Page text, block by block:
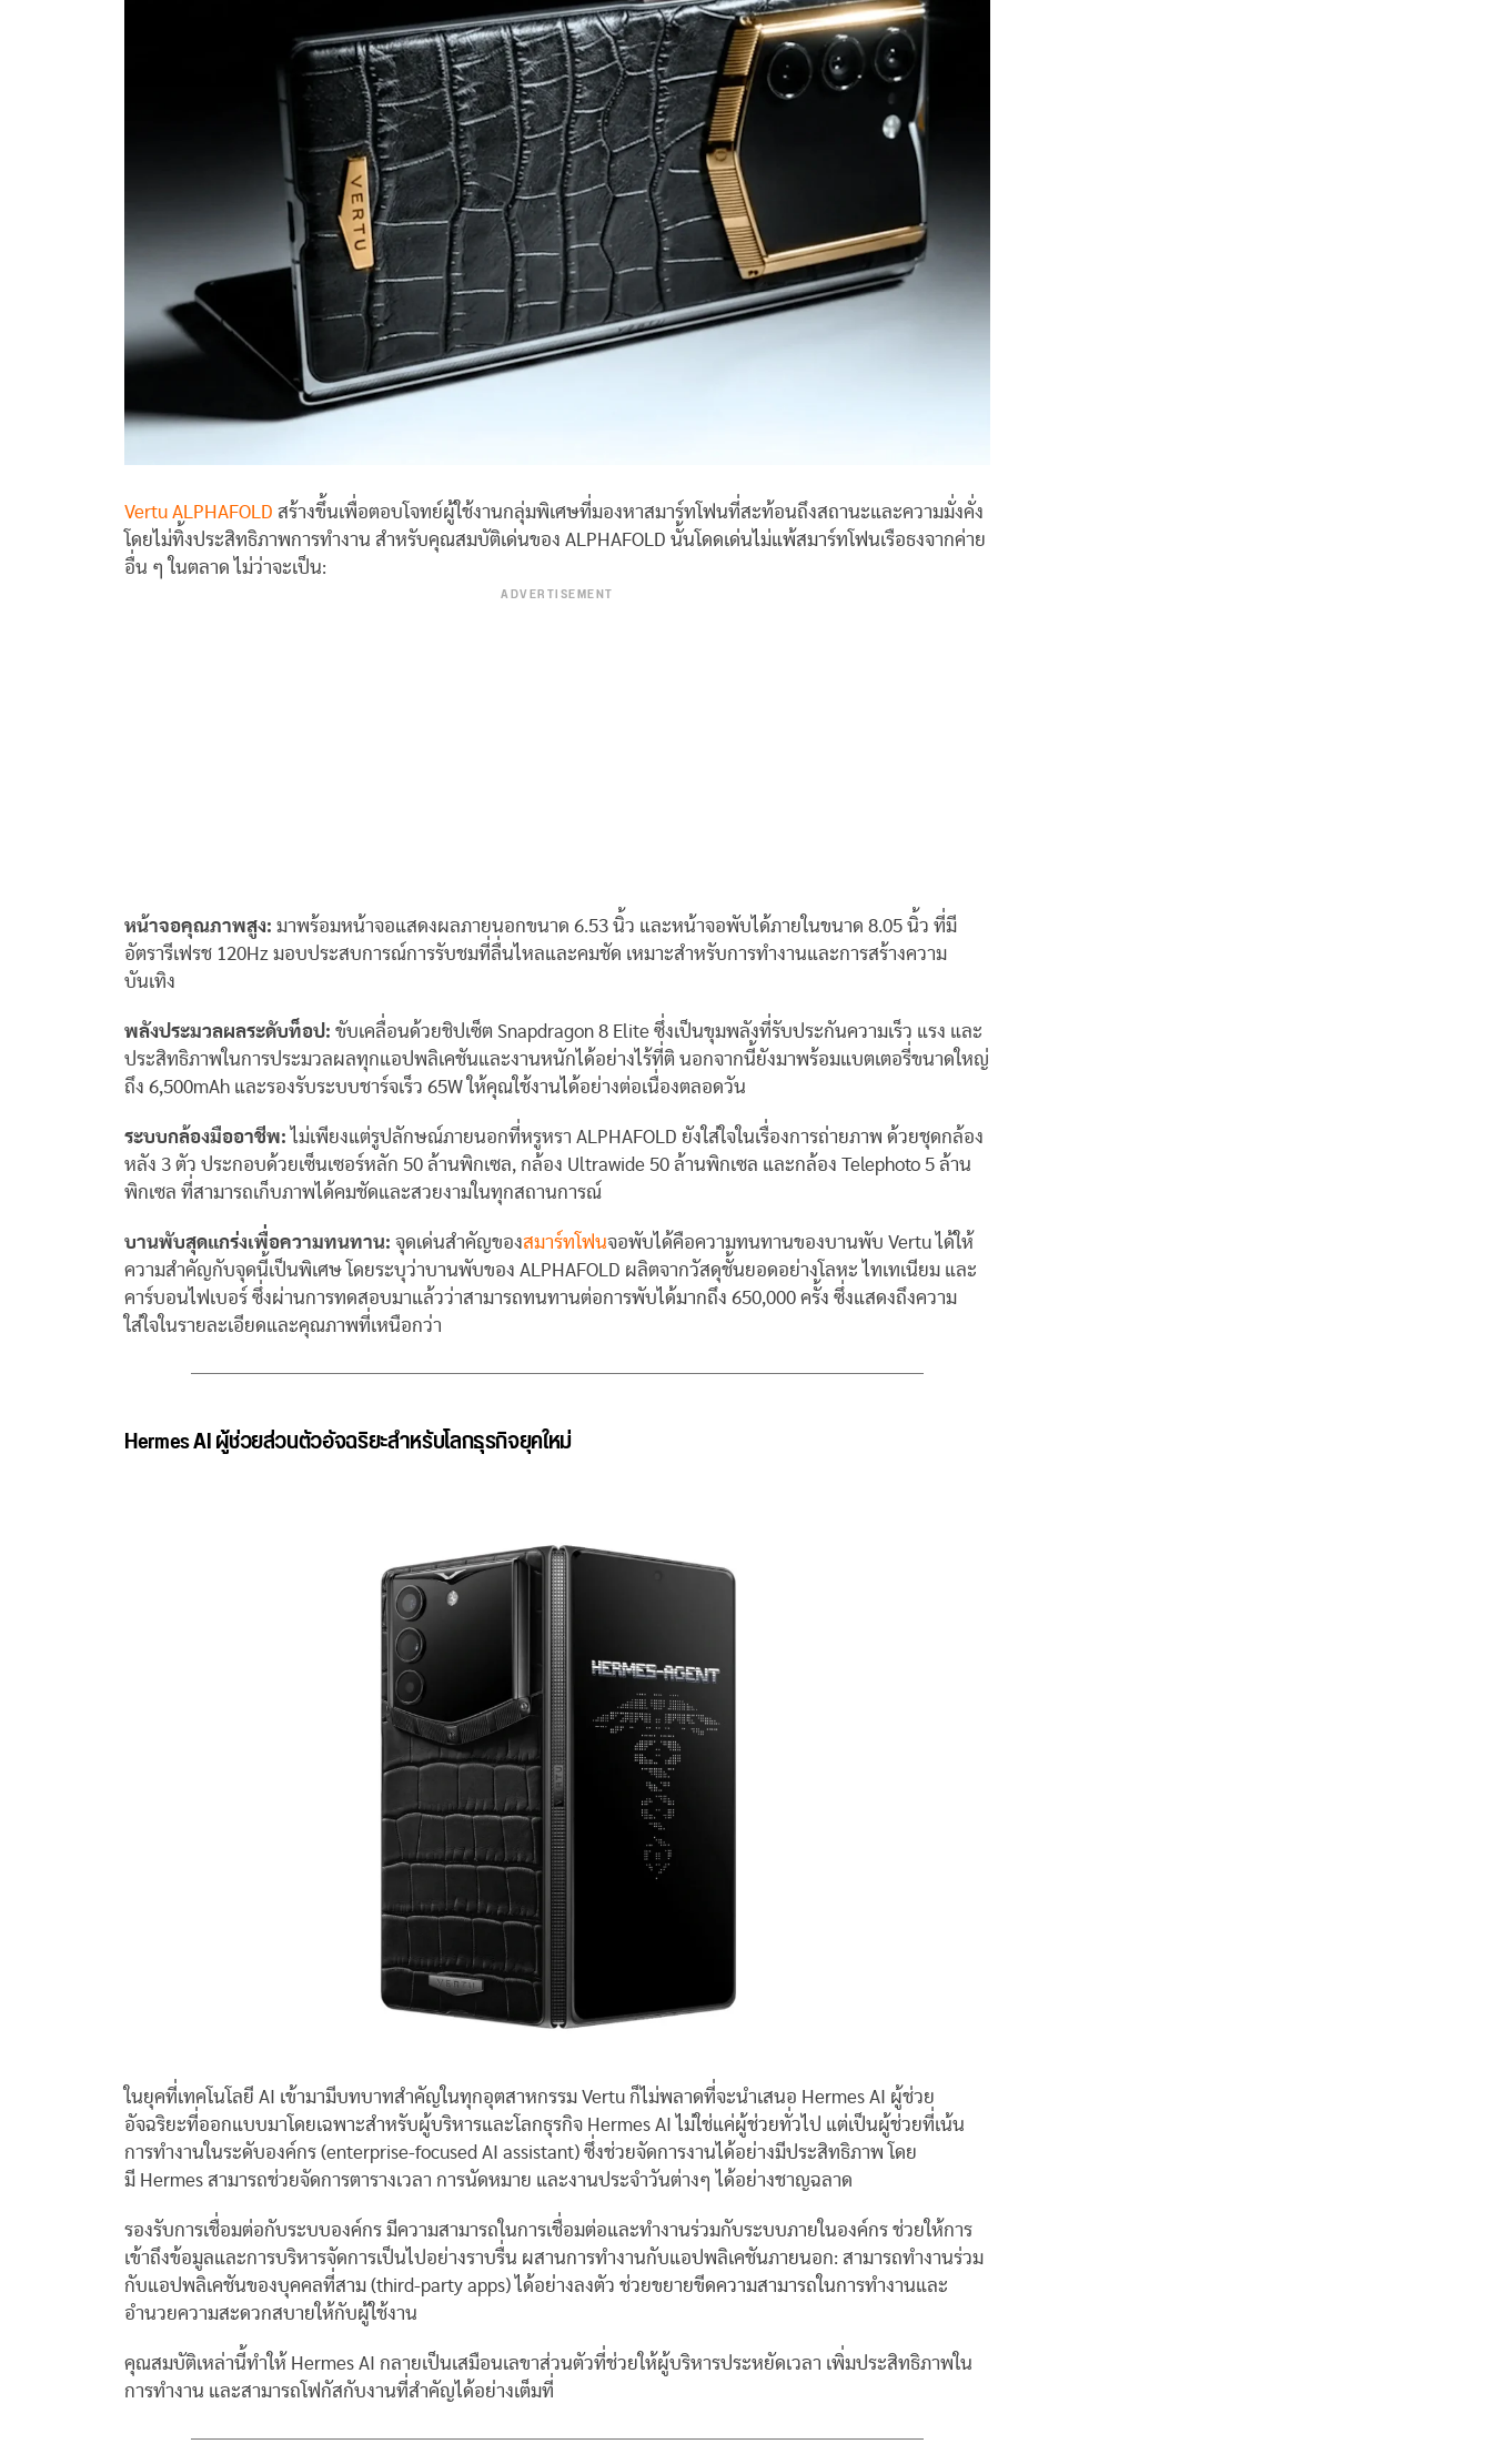
Vertu ALPHAFOLD สร้างขึ้นเพื่อตอบโจทย์ผู้ใช้งานกลุ่มพิเศษที่มองหาสมาร์ทโฟนที่สะท้อนถึงสถานะและความมั่งคั่ง
โดยไม่ทิ้งประสิทธิภาพการทำงาน สำหรับคุณสมบัติเด่นของ ALPHAFOLD นั้นโดดเด่นไม่แพ้สมาร์ทโฟนเรือธงจากค่าย
อื่น ๆ ในตลาด ไม่ว่าจะเป็น:
ADVERTISEMENT
หน้าจอคุณภาพสูง: มาพร้อมหน้าจอแสดงผลภายนอกขนาด 6.53 นิ้ว และหน้าจอพับได้ภายในขนาด 8.05 นิ้ว ที่มี
อัตรารีเฟรช 120Hz มอบประสบการณ์การรับชมที่ลื่นไหลและคมชัด เหมาะสำหรับการทำงานและการสร้างความ
บันเทิง
พลังประมวลผลระดับท็อป: ขับเคลื่อนด้วยชิปเซ็ต Snapdragon 8 Elite ซึ่งเป็นขุมพลังที่รับประกันความเร็ว แรง และ
ประสิทธิภาพในการประมวลผลทุกแอปพลิเคชันและงานหนักได้อย่างไร้ที่ติ นอกจากนี้ยังมาพร้อมแบตเตอรี่ขนาดใหญ่
ถึง 6,500mAh และรองรับระบบชาร์จเร็ว 65W ให้คุณใช้งานได้อย่างต่อเนื่องตลอดวัน
ระบบกล้องมืออาชีพ: ไม่เพียงแต่รูปลักษณ์ภายนอกที่หรูหรา ALPHAFOLD ยังใส่ใจในเรื่องการถ่ายภาพ ด้วยชุดกล้อง
หลัง 3 ตัว ประกอบด้วยเซ็นเซอร์หลัก 50 ล้านพิกเซล, กล้อง Ultrawide 50 ล้านพิกเซล และกล้อง Telephoto 5 ล้าน
พิกเซล ที่สามารถเก็บภาพได้คมชัดและสวยงามในทุกสถานการณ์
บานพับสุดแกร่งเพื่อความทนทาน: จุดเด่นสำคัญของสมาร์ทโฟนจอพับได้คือความทนทานของบานพับ Vertu ได้ให้
ความสำคัญกับจุดนี้เป็นพิเศษ โดยระบุว่าบานพับของ ALPHAFOLD ผลิตจากวัสดุชั้นยอดอย่างโลหะ ไทเทเนียม และ
คาร์บอนไฟเบอร์ ซึ่งผ่านการทดสอบมาแล้วว่าสามารถทนทานต่อการพับได้มากถึง 650,000 ครั้ง ซึ่งแสดงถึงความ
ใส่ใจในรายละเอียดและคุณภาพที่เหนือกว่า
Hermes AI ผู้ช่วยส่วนตัวอัจฉริยะสำหรับโลกธุรกิจยุคใหม่
ในยุคที่เทคโนโลยี AI เข้ามามีบทบาทสำคัญในทุกอุตสาหกรรม Vertu ก็ไม่พลาดที่จะนำเสนอ Hermes AI ผู้ช่วย
อัจฉริยะที่ออกแบบมาโดยเฉพาะสำหรับผู้บริหารและโลกธุรกิจ Hermes AI ไม่ใช่แค่ผู้ช่วยทั่วไป แต่เป็นผู้ช่วยที่เน้น
การทำงานในระดับองค์กร (enterprise-focused AI assistant) ซึ่งช่วยจัดการงานได้อย่างมีประสิทธิภาพ โดย
มี Hermes สามารถช่วยจัดการตารางเวลา การนัดหมาย และงานประจำวันต่างๆ ได้อย่างชาญฉลาด
รองรับการเชื่อมต่อกับระบบองค์กร มีความสามารถในการเชื่อมต่อและทำงานร่วมกับระบบภายในองค์กร ช่วยให้การ
เข้าถึงข้อมูลและการบริหารจัดการเป็นไปอย่างราบรื่น ผสานการทำงานกับแอปพลิเคชันภายนอก: สามารถทำงานร่วม
กับแอปพลิเคชันของบุคคลที่สาม (third-party apps) ได้อย่างลงตัว ช่วยขยายขีดความสามารถในการทำงานและ
อำนวยความสะดวกสบายให้กับผู้ใช้งาน
คุณสมบัติเหล่านี้ทำให้ Hermes AI กลายเป็นเสมือนเลขาส่วนตัวที่ช่วยให้ผู้บริหารประหยัดเวลา เพิ่มประสิทธิภาพใน
การทำงาน และสามารถโฟกัสกับงานที่สำคัญได้อย่างเต็มที่